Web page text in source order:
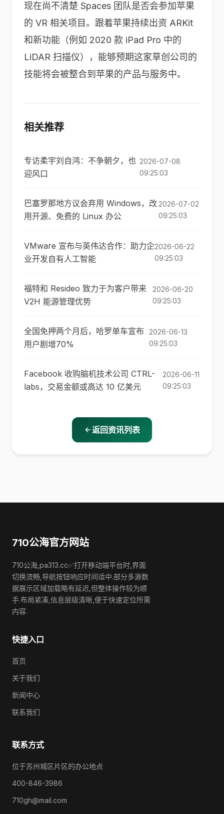
现在尚不清楚 Spaces 团队是否会参加苹果
的 VR 相关项目。跟着苹果持续出资 ARKit
和新功能（例如 2020 款 iPad Pro 中的
LiDAR 扫描仪），能够预期这家草创公司的
技能将会被整合到苹果的产品与服务中。
相关推荐
专访柔宇刘自鸿：不争朝夕，也
迎风口
2026-07-08
09:25:03
巴塞罗那地方议会弃用 Windows，改
用开源、免费的 Linux 办公
2026-07-02
09:25:03
VMware 宣布与英伟达合作：助力企
业开发自有人工智能
2026-06-22
09:25:03
福特和 Resideo 致力于为客户带来
V2H 能源管理优势
2026-06-20
09:25:03
全国免押两个月后，哈罗单车宣布
用户剧增70%
2026-06-13
09:25:03
Facebook 收购脑机技术公司 CTRL-
labs，交易金额或高达 10 亿美元
2026-06-11
09:25:03
返回资讯列表
710公海官方网站
710公海,pa313.cc✅打开移动端平台时,界面
切换流畅,导航按钮响应时间适中.部分多源数
据展示区域加载略有延迟,但整体操作较为顺
手.布局紧凑,信息层级清晰,便于快速定位所需
内容.
快捷入口
首页
关于我们
新闻中心
联系我们
联系方式
位于苏州城区片区的办公地点
400-846-3986
710gh@mail.com